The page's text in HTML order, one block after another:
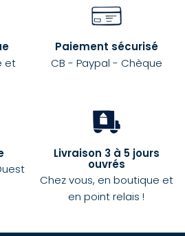
et
Paiement sécurisé
CB - Paypal - Chèque
Livraison 3 à 5 jours
ouvrés
Chez vous, en boutique et
en point relais !